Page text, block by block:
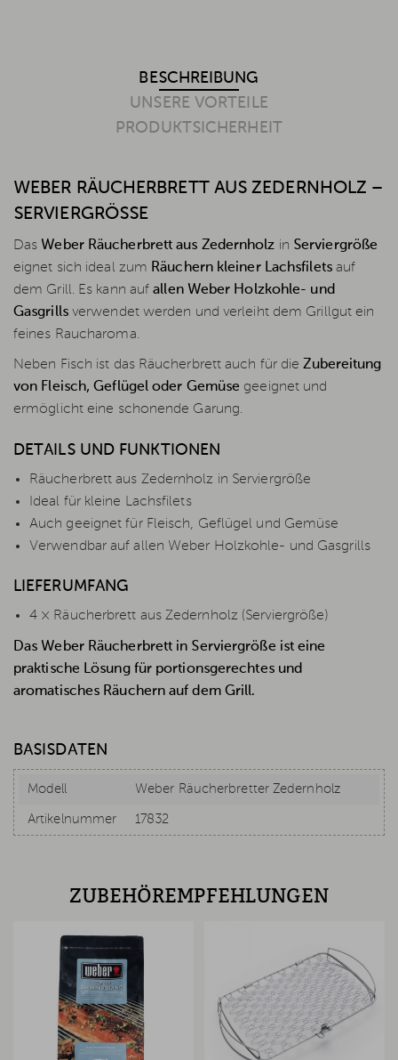
BESCHREIBUNG
UNSERE VORTEILE
PRODUKTSICHERHEIT
WEBER RÄUCHERBRETT AUS ZEDERNHOLZ –
SERVIERGRÖSSE
Das Weber Räucherbrett aus Zedernholz in Serviergröße
eignet sich ideal zum Räuchern kleiner Lachsfiletsauf
dem Grill. Es kann aufallen Weber Holzkohle- und
Gasgrillsverwendet werden und verleiht dem Grillgut ein
feines Raucharoma.
Neben Fisch ist das Räucherbrett auch für dieZubereitung
von Fleisch, Geflügel oder Gemüse geeignet und
ermöglicht eine schonende Garung.
DETAILS UND FUNKTIONEN
Räucherbrett aus Zedernholz in Serviergröße
Ideal für kleine Lachsfilets
Auch geeignet für Fleisch, Geflügel und Gemüse
Verwendbar auf allen Weber Holzkohle- und Gasgrills
LIEFERUMFANG
4 × Räucherbrett aus Zedernholz (Serviergröße)
Das Weber Räucherbrett in Serviergröße ist eine
praktische Lösung für portionsgerechtes und
aromatisches Räuchern auf dem Grill.
BASISDATEN
Modell Weber Räucherbretter Zedernholz
Artikelnummer 17832
ZUBEHÖREMPFEHLUNGEN